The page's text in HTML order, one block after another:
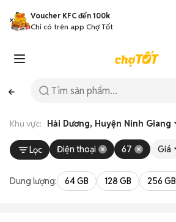
Voucher KFC đến 100k
Chỉ có trên app Chợ Tốt
Khu vực: Hải Dương, Huyện Ninh Giang
Lọc Điện thoại 67 Giá
Dung lượng: 64 GB 128 GB 256 GB